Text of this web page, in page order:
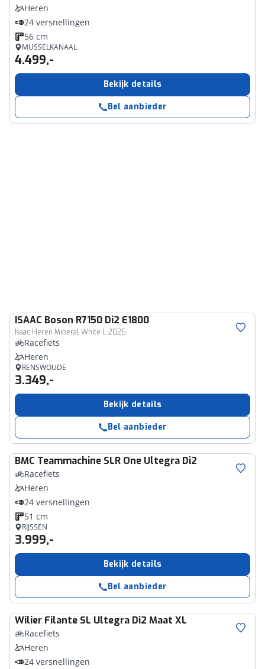
Heren
24 versnellingen
56 cm
MUSSELKANAAL
4.499,-
Bekijk details
Bel aanbieder
ISAAC Boson R7150 Di2 E1800
Isaac Heren Mineral White L 2026
Racefiets
Heren
RENSWOUDE
3.349,-
Bekijk details
Bel aanbieder
BMC Teammachine SLR One Ultegra Di2
Racefiets
Heren
24 versnellingen
51 cm
RIJSSEN
3.999,-
Bekijk details
Bel aanbieder
Wilier Filante SL Ultegra Di2 Maat XL
Racefiets
Heren
24 versnellingen